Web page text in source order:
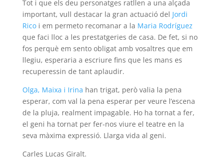
Tot i que els deu personatges ratllen a una alçada
important, vull destacar la gran actuació del Jordi
Ricoi em permeto recomanar a la Maria Rodríguez
que faci lloc a les prestatgeries de casa. De fet, si no
fos perquè em sento obligat amb vosaltres que em
llegiu, esperaria a escriure fins que les mans es
recuperessin de tant aplaudir.
Olga, Maixa i Irina han trigat, però valia la pena
esperar, com val la pena esperar per veure l’escena
de la pluja, realment impagable. Ho ha tornat a fer,
el geni ha tornat per fer-nos viure el teatre en la
seva màxima expressió. Llarga vida al geni.
Carles Lucas Giralt.